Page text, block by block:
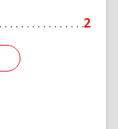
2
Подробнее